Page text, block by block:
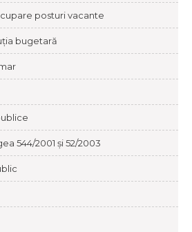
posturi vacante
bugetară
544/2001 și 52/2003